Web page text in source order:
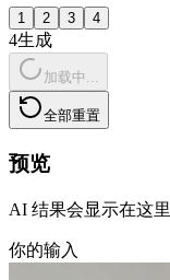
1 2 3 4
4生成
加载中...
全部重置
预览
AI 结果会显示在这里
你的输入